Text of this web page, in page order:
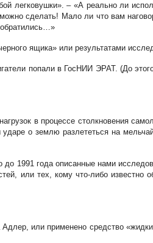
легковушки». – «А реально ли
сделать! Мало ли что вам
ящика» или результатами
попали в ГосНИИ ЭРАТ. (До
в процессе столкновения
о землю разлететься на
1991 года описанные нами
или тех, кому что-либо известно
или применено средство